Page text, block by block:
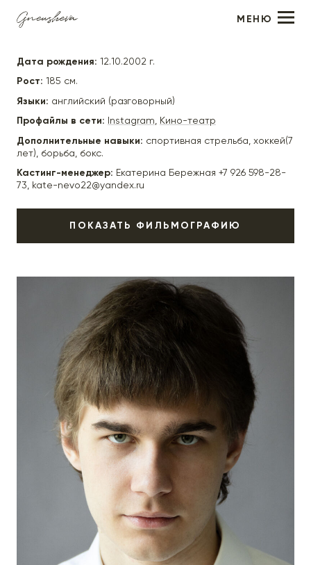
МЕНЮ
Михаил Пореченков
Дата рождения: 12.10.2002 г.
Рост: 185 см.
Языки: английский (разговорный)
Профайлы в сети: Instagram, Кино-театр
Дополнительные навыки: спортивная стрельба, хоккей(7
лет), борьба, бокс.
Кастинг-менеджер: Екатерина Бережная +7 926 598-28-
73, kate-nevo22@yandex.ru
ПОКАЗАТЬ ФИЛЬМОГРАФИЮ
Ивановская